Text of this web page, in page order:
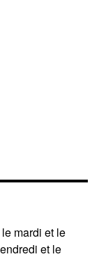
mardi et le
et le